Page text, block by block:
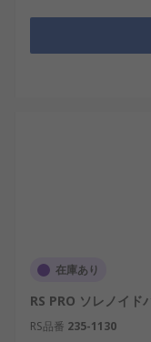
在庫あり
RS PRO ソレノイ
RS品番 235-1130